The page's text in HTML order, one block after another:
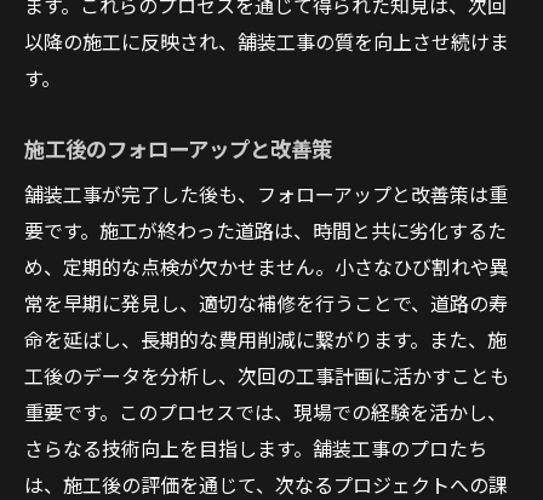
以降の施工に反映され、舗装工事の質を向上させ続けま
す。
施工後のフォローアップと改善策
舗装工事が完了した後も、フォローアップと改善策は重
要です。施工が終わった道路は、時間と共に劣化するた
め、定期的な点検が欠かせません。小さなひび割れや異
常を早期に発見し、適切な補修を行うことで、道路の寿
命を延ばし、長期的な費用削減に繋がります。また、施
工後のデータを分析し、次回の工事計画に活かすことも
重要です。このプロセスでは、現場での経験を活かし、
さらなる技術向上を目指します。舗装工事のプロたち
は、施工後の評価を通じて、次なるプロジェクトへの課